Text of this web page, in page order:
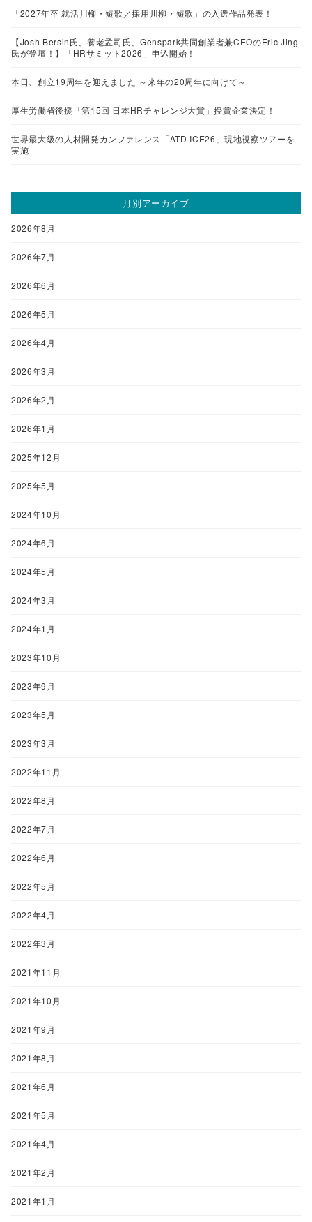
「2027年卒 就活川柳・短歌／採用川柳・短歌」の入選作品発表！
【Josh Bersin氏、養老孟司氏、Genspark共同創業者兼CEOのEric Jing
氏が登壇！】「HRサミット2026」申込開始！
本日、創立19周年を迎えました ～来年の20周年に向けて～
厚生労働省後援「第15回 日本HRチャレンジ大賞」授賞企業決定！
世界最大級の人材開発カンファレンス「ATD ICE26」現地視察ツアーを
実施
月別アーカイブ
2026年8月
2026年7月
2026年6月
2026年5月
2026年4月
2026年3月
2026年2月
2026年1月
2025年12月
2025年5月
2024年10月
2024年6月
2024年5月
2024年3月
2024年1月
2023年10月
2023年9月
2023年5月
2023年3月
2022年11月
2022年8月
2022年7月
2022年6月
2022年5月
2022年4月
2022年3月
2021年11月
2021年10月
2021年9月
2021年8月
2021年6月
2021年5月
2021年4月
2021年2月
2021年1月